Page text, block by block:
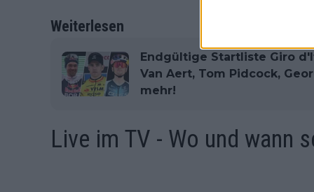
Weiterlesen
Endgültige Startliste Giro
Van Aert, Tom Pidcock,
mehr!
Live im TV - Wo und wann